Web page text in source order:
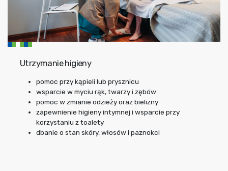
Utrzymanie higieny
pomoc przy kąpieli lub prysznicu
wsparcie w myciu rąk, twarzy i zębów
pomoc w zmianie odzieży oraz bielizny
zapewnienie higieny intymnej i wsparcie przy
korzystaniu z toalety
dbanie o stan skóry, włosów i paznokci